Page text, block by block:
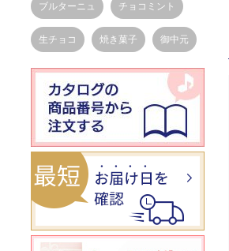
ブルターニュ チョコミント
生チョコ 焼き菓子 御中元